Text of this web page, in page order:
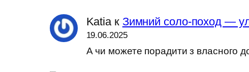
Katiaк Зимний соло-поход —
19.06.2025
А чи можете порадити з власного